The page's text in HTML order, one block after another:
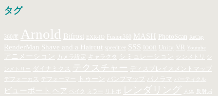
タグ
360度 Arnold Bifrost EXR-IO Fusion360 MASH PhotoScan ReCap
RenderMan Shave and a Haircut speedtree SSS toon Unity VR Youtube
アニメーション カメラ設定 キャラクタ シミュレーション シンメトリ
ンメトリー ダイナミクス テクスチャー ディスプレイスメントマップ
デフォーカス デフォーマー トゥーン バンプマップ パノラマ パーティクル
ビューポート ヘア ベイク ミラー レンダリング 人体
反射屈